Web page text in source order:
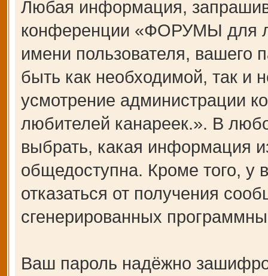
Любая информация,
конференции «ФОРУМЫ для
имени пользователя, вашего
быть как необходимой, так и
усмотрение администрации
любителей канареек.». В
выбрать, какая информация
общедоступна. Кроме того, у
отказаться от получения
сгенерированных
Ваш пароль надёжно